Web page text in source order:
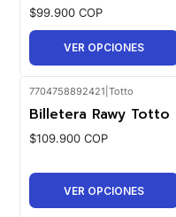
$99.900 COP
VER OPCIONES
7704758892421 Totto
Billetera Rawy Totto
$109.900 COP
VER OPCIONES